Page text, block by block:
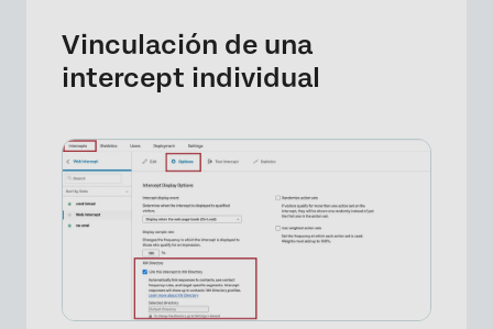
Vinculación de una
intercept individual